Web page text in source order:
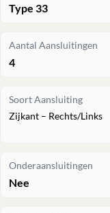
Type 33
Aantal Aansluitingen
4
Soort Aansluiting
Zijkant – Rechts/Links
Onderaansluitingen
Nee